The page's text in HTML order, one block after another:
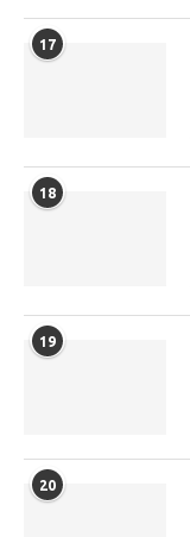
17
18
19
20